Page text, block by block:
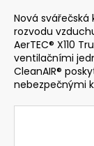
hvězdiček.
Nová
rozvodu
AerTEC® X110
ventilačními
CleanAIR®
nebezpečnými
D
o